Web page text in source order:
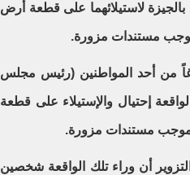
لاستيلائهما على قطعة أرض
مستندات مزورة.
من أحد المواطنين (رئيس مجلس
إحتيال والإستيلاء على قطعة
بموجب مستندات مزورة.
أن وراء تلك الواقعة شخصين